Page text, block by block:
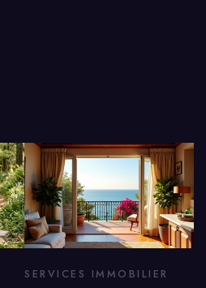
SERVICES IMMOBILIER